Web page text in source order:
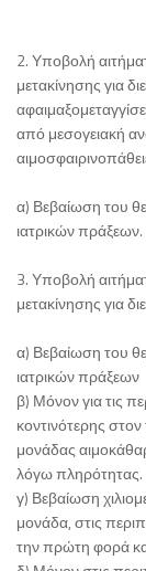
2. Υποβολή
μετακίνησης για
από μεσογειακή
α) Βεβαίωση του
ιατρικών πράξεων.
3. Υποβολή
μετακίνησης για
α) Βεβαίωση του
ιατρικών πράξεων
β) Μόνον για τις
κοντινότερης
μονάδας
λόγω πληρότητας.
γ) Βεβαίωση
μονάδα, στις
την πρώτη φορά